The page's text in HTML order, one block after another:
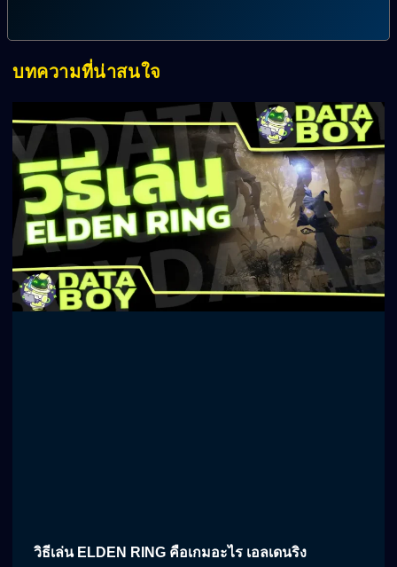
บทความที่น่าสนใจ
วิธีเล่น ELDEN RING คือเกมอะไร เอลเดนริง